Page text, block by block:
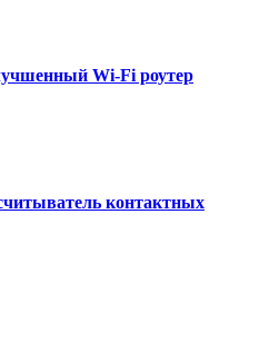
Wi-Fi роутер
контактных